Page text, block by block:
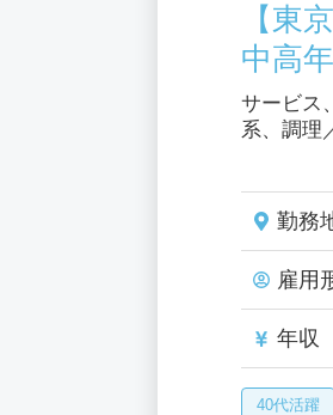
【東
中高
サービス
系、調理
勤務
雇用
年収
40代活躍